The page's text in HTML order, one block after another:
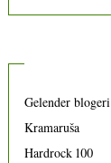
Gelender blogeri
Kramaruša
Hardrock 100